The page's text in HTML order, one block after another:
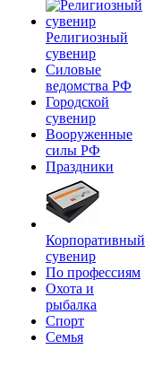
Религиозный
сувенир
Силовые
ведомства РФ
Городской
сувенир
Вооруженные
силы РФ
Праздники
Корпоративный
сувенир
По профессиям
Охота и
рыбалка
Спорт
Семья